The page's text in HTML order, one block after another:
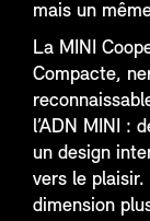
mais un
La MINI
Compacte,
l’ADN MINI :
un design
vers le
dimension